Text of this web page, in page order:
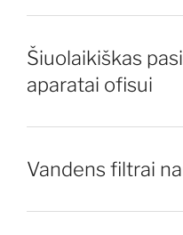
Šiuolaikiškas
aparatai ofisui
Vandens filtrai